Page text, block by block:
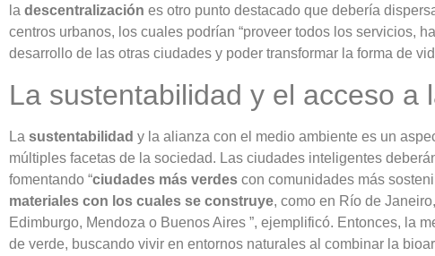
la descentralización es otro punto destacado que debería
centros urbanos, los cuales podrían “proveer todos los servicios,
desarrollo de las otras ciudades y poder transformar la forma de
La sustentabilidad y el acceso a
La sustentabilidad y la alianza con el medio ambiente es un
múltiples facetas de la sociedad. Las ciudades inteligentes
fomentando “ciudades más verdes con comunidades más
materiales con los cuales se construye, como en Río de
Edimburgo, Mendoza o Buenos Aires ”, ejemplificó. Entonces, la
de verde, buscando vivir en entornos naturales al combinar la